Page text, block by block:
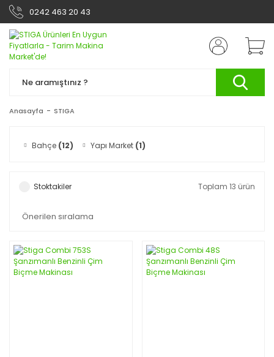
0242 463 20 43
Anasayfa STIGA
Bahçe (12) Yapı Market (1)
Stoktakiler Toplam 13 ürün